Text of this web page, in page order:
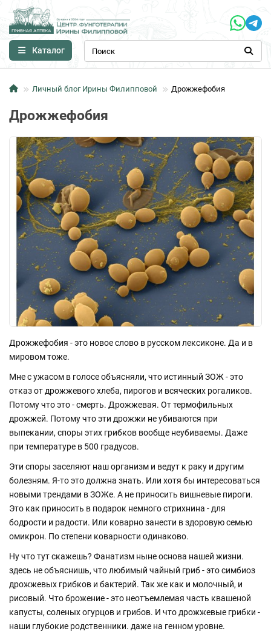
Каталог
Личный блог Ирины Филипповой Дрожжефобия
Дрожжефобия
Дрожжефобия - это новое слово в русском лексиконе. Да и в
мировом тоже.
Мне с ужасом в голосе объясняли, что истинный ЗОЖ - это
отказ от дрожжевого хлеба, пирогов и всяческих рогаликов.
Потому что это - смерть. Дрожжевая. От термофильных
дрожжей. Потому что эти дрожжи не убиваются при
выпекании, споры этих грибков вообще неубиваемы. Даже
при температуре в 500 градусов.
Эти споры заселяют наш организм и ведут к раку и другим
болезням. Я-то это должна знать. Или хотя бы интересоваться
новыми трендами в ЗОЖе. А не приносить вишневые пироги.
Это как приносить в подарок немного стрихнина - для
бодрости и радости. Или коварно занести в здоровую семью
омикрон. По степени коварности одинаково.
Ну что тут скажешь? Фанатизм ныне основа нашей жизни.
здесь не объяснишь, что любимый чайный гриб - это симбиоз
дрожжевых грибков и бактерий. Так же как и молочный, и
рисовый. Что брожение - это неотъемлемая часть квашеной
капусты, соленых огурцов и грибов. И что дрожжевые грибки -
наши глубокие родственники. даже на генном уровне.